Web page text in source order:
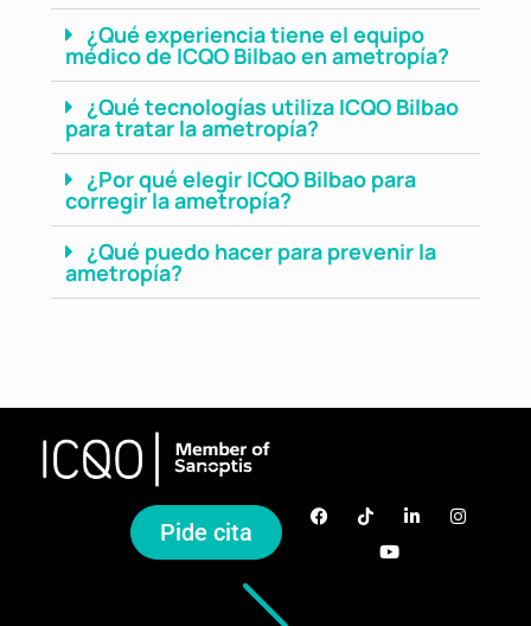
¿Qué experiencia tiene el equipo
médico de ICQO Bilbao en ametropía?
¿Qué tecnologías utiliza ICQO Bilbao
para tratar la ametropía?
¿Por qué elegir ICQO Bilbao para
corregir la ametropía?
¿Qué puedo hacer para prevenir la
ametropía?
Pide cita